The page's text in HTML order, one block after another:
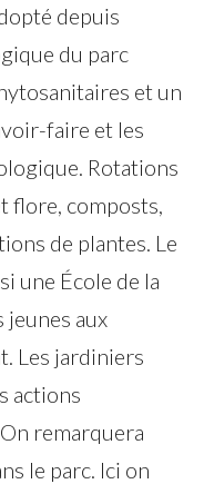
depuis
du parc
et un
faire et les
Rotations
flore, composts,
de plantes. Le
une École de la
jeunes aux
Les jardiniers
actions
remarquera
le parc. Ici on